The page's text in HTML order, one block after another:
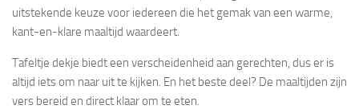
uitstekende keuze voor iedereen die het gemak van een warme,
kant-en-klare maaltijd waardeert.
Tafeltje dekje biedt een verscheidenheid aan gerechten, dus er is
altijd iets om naar uit te kijken. En het beste deel? De maaltijden zijn
vers bereid en direct klaar om te eten.